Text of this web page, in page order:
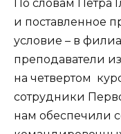
По словам Петра
и поставленное
условие – в
преподаватели
на четвертом
сотрудники
нам обеспечили